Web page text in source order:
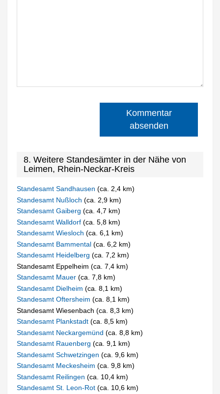
Kommentar
absenden
8. Weitere Standesämter in der Nähe von
Leimen, Rhein-Neckar-Kreis
Standesamt Sandhausen(ca. 2,4 km)
Standesamt Nußloch(ca. 2,9 km)
Standesamt Gaiberg(ca. 4,7 km)
Standesamt Walldorf(ca. 5,8 km)
Standesamt Wiesloch(ca. 6,1 km)
Standesamt Bammental(ca. 6,2 km)
Standesamt Heidelberg(ca. 7,2 km)
Standesamt Eppelheim (ca. 7,4 km)
Standesamt Mauer(ca. 7,8 km)
Standesamt Dielheim(ca. 8,1 km)
Standesamt Oftersheim(ca. 8,1 km)
Standesamt Wiesenbach (ca. 8,3 km)
Standesamt Plankstadt(ca. 8,5 km)
Standesamt Neckargemünd(ca. 8,8 km)
Standesamt Rauenberg(ca. 9,1 km)
Standesamt Schwetzingen(ca. 9,6 km)
Standesamt Meckesheim(ca. 9,8 km)
Standesamt Reilingen(ca. 10,4 km)
Standesamt St. Leon-Rot(ca. 10,6 km)